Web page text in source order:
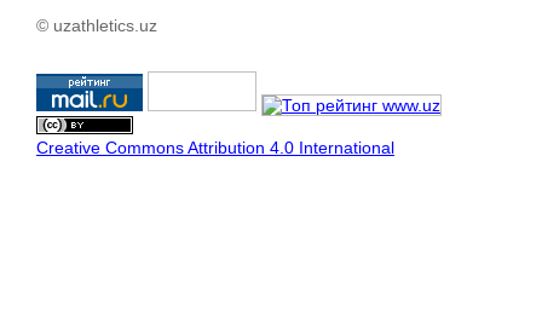
© uzathletics.uz
Creative Commons Attribution 4.0 International